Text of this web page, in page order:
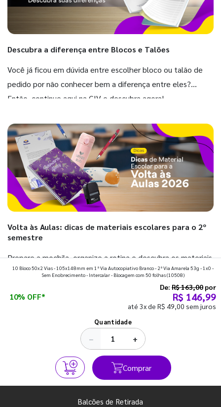
Descubra a diferença entre Blocos e Talões
Você já ficou em dúvida entre escolher bloco ou talão de
pedido por não conhecer bem a diferença entre eles?
Então, continue aqui na GIV e descubra agora!
Volta às Aulas: dicas de materiais escolares para o 2º
semestre
Prepare a mochila, organize a rotina e descubra os materiais
que fazem toda diferença para começar o segundo
10 Bloco 50x2 Vias - 105x148mm em 1ª Via Autocopiativo Branco - 2ª Via Amarela 53g - 1x0 -
Sem Enobrecimento - Intercalar - Blocagem com 50 folhas(10508)
10% OFF*
De: R$ 163,00 por
R$ 146,99
até 3x de R$ 49,00 sem juros
Quantidade
− +
Comprar
Balcões de Retirada